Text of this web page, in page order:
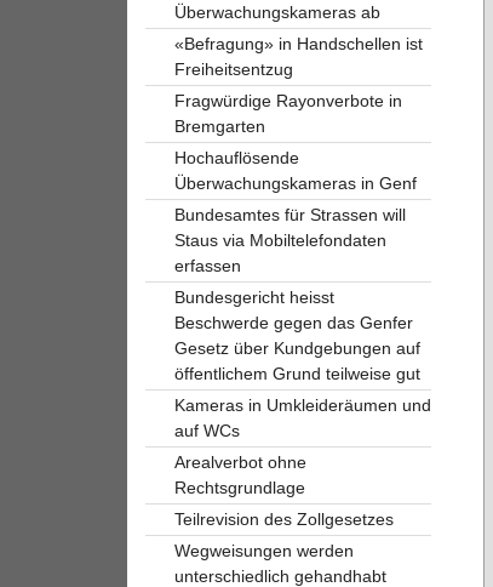
Überwachungskameras ab
«Befragung» in Handschellen ist
Freiheitsentzug
Fragwürdige Rayonverbote in
Bremgarten
Hochauflösende
Überwachungskameras in Genf
Bundesamtes für Strassen will
Staus via Mobiltelefondaten
erfassen
Bundesgericht heisst
Beschwerde gegen das Genfer
Gesetz über Kundgebungen auf
öffentlichem Grund teilweise gut
Kameras in Umkleideräumen und
auf WCs
Arealverbot ohne
Rechtsgrundlage
Teilrevision des Zollgesetzes
Wegweisungen werden
unterschiedlich gehandhabt